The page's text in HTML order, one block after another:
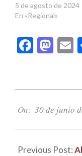
5 de agosto de 2024
En «Regional»
06-
On: 30 de junio
Previous Post: